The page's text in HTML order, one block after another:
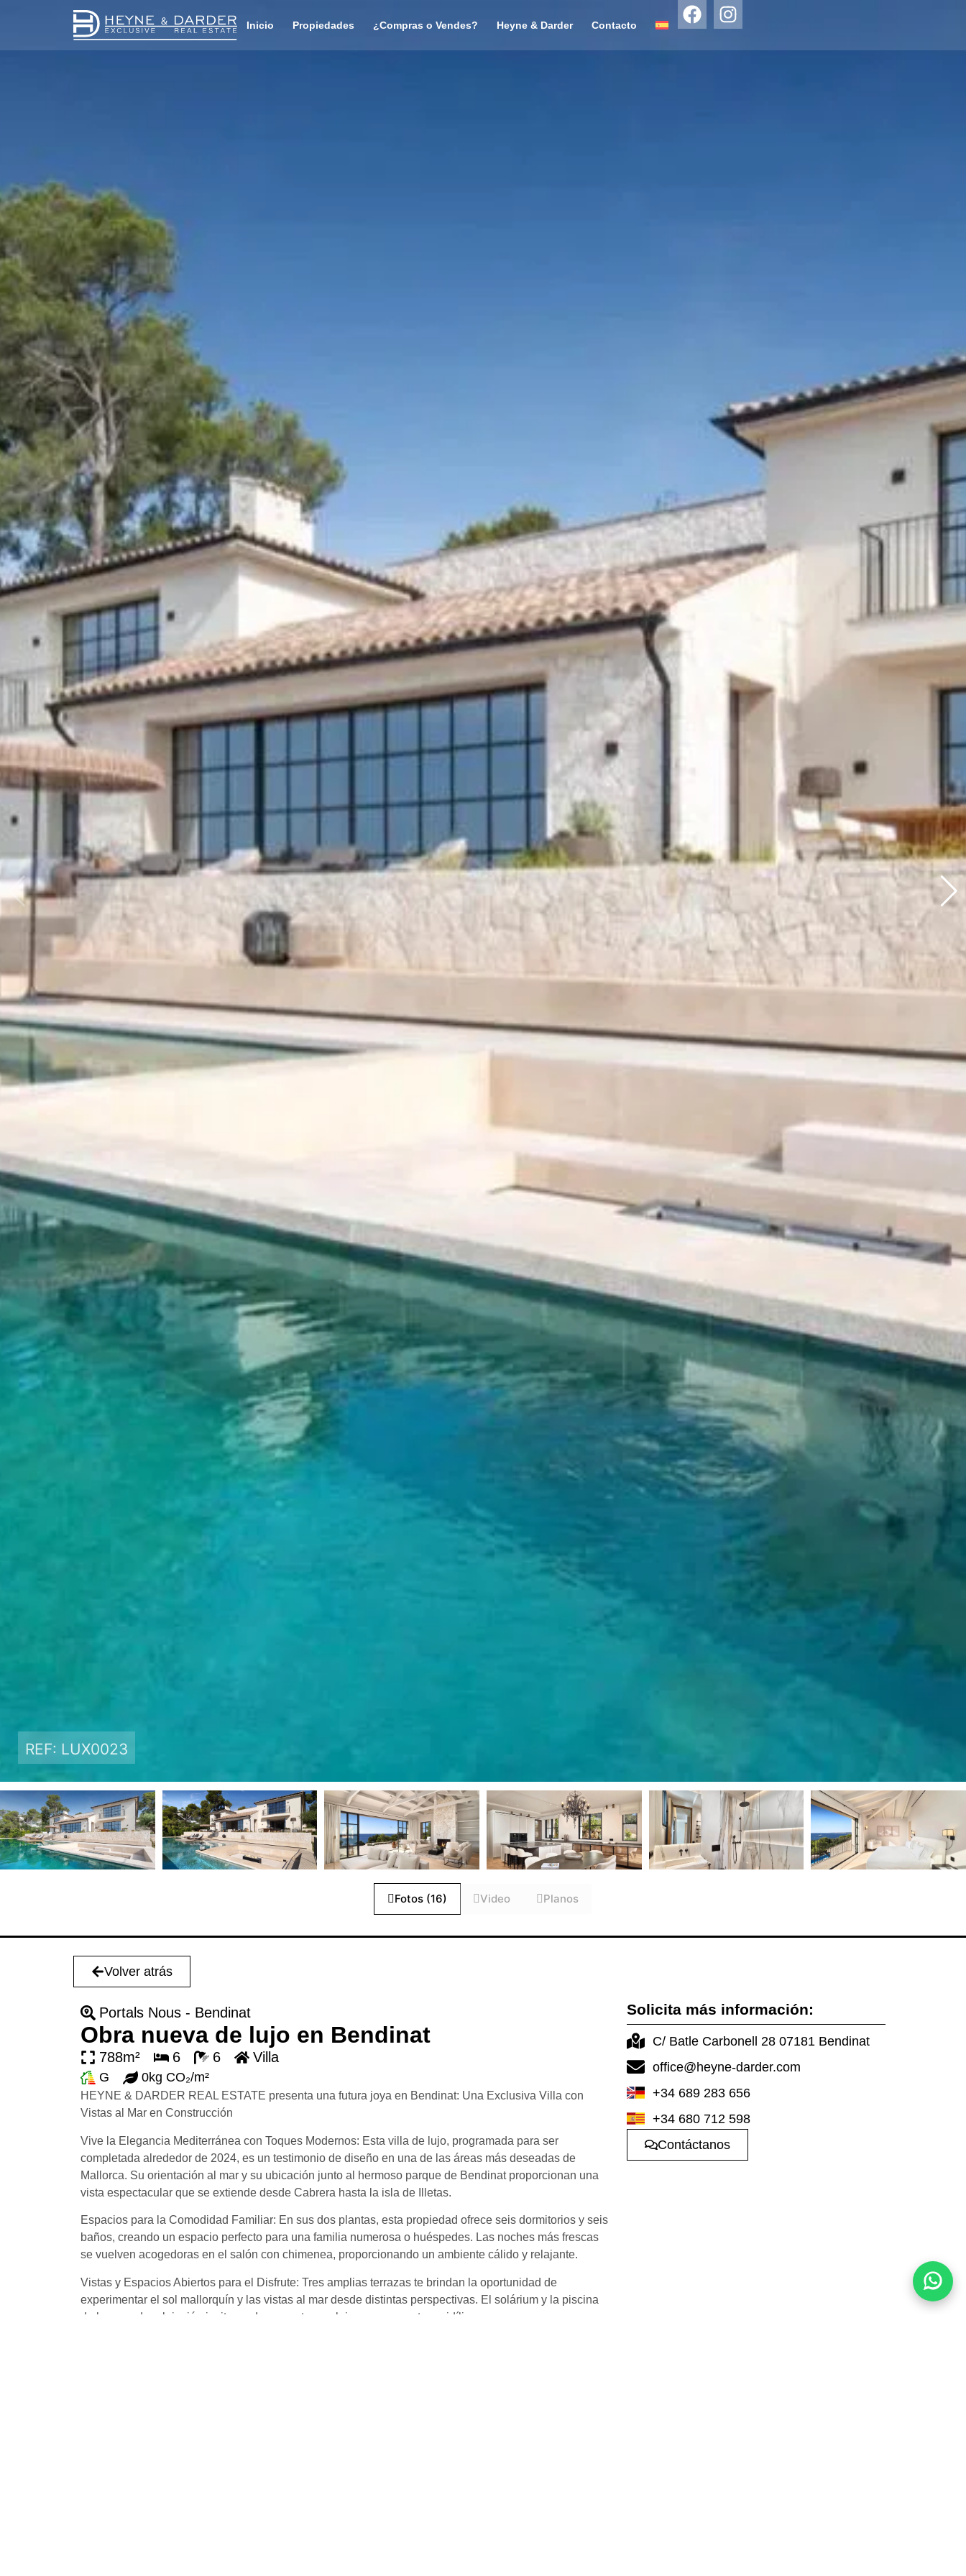
Inicio Propiedades ¿Compras o Vendes? Heyne & Darder Contacto
REF: LUX0023
Fotos (16) Video Planos
Volver atrás
Portals Nous - Bendinat
Obra nueva de lujo en Bendinat
788m² 6 6 Villa
G 0kg CO₂/m²
HEYNE & DARDER REAL ESTATE presenta una futura joya en Bendinat: Una Exclusiva Villa con
Vistas al Mar en Construcción
Vive la Elegancia Mediterránea con Toques Modernos: Esta villa de lujo, programada para ser
completada alrededor de 2024, es un testimonio de diseño en una de las áreas más deseadas de
Mallorca. Su orientación al mar y su ubicación junto al hermoso parque de Bendinat proporcionan una
vista espectacular que se extiende desde Cabrera hasta la isla de Illetas.
Espacios para la Comodidad Familiar: En sus dos plantas, esta propiedad ofrece seis dormitorios y seis
baños, creando un espacio perfecto para una familia numerosa o huéspedes. Las noches más frescas
se vuelven acogedoras en el salón con chimenea, proporcionando un ambiente cálido y relajante.
Vistas y Espacios Abiertos para el Disfrute: Tres amplias terrazas te brindan la oportunidad de
experimentar el sol mallorquín y las vistas al mar desde distintas perspectivas. El solárium y la piscina
de la zona de relajación invitan a desconectar y relajarse en un entorno idílico.
Solicita más información:
C/ Batle Carbonell 28 07181 Bendinat
office@heyne-darder.com
+34 689 283 656
+34 680 712 598
Contáctanos